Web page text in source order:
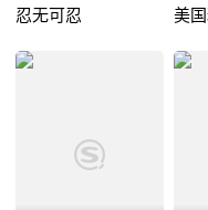
忍无可忍 美